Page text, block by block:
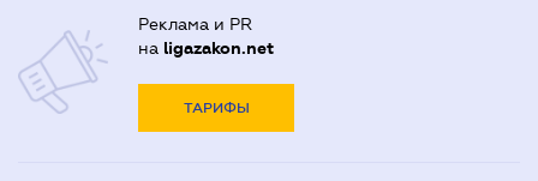
Реклама и PR
на ligazakon.net
ТАРИФЫ